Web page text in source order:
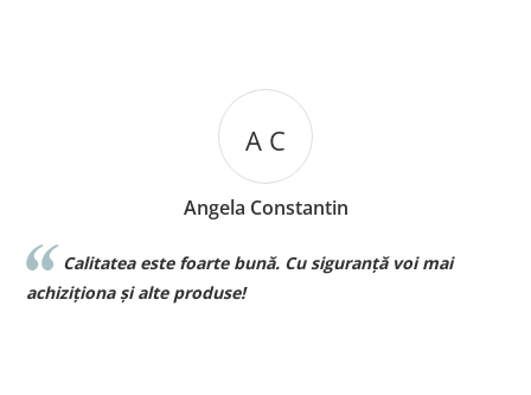
A C
Angela Constantin
Calitatea este foarte bună. Cu siguranță voi mai
achiziționa și alte produse!